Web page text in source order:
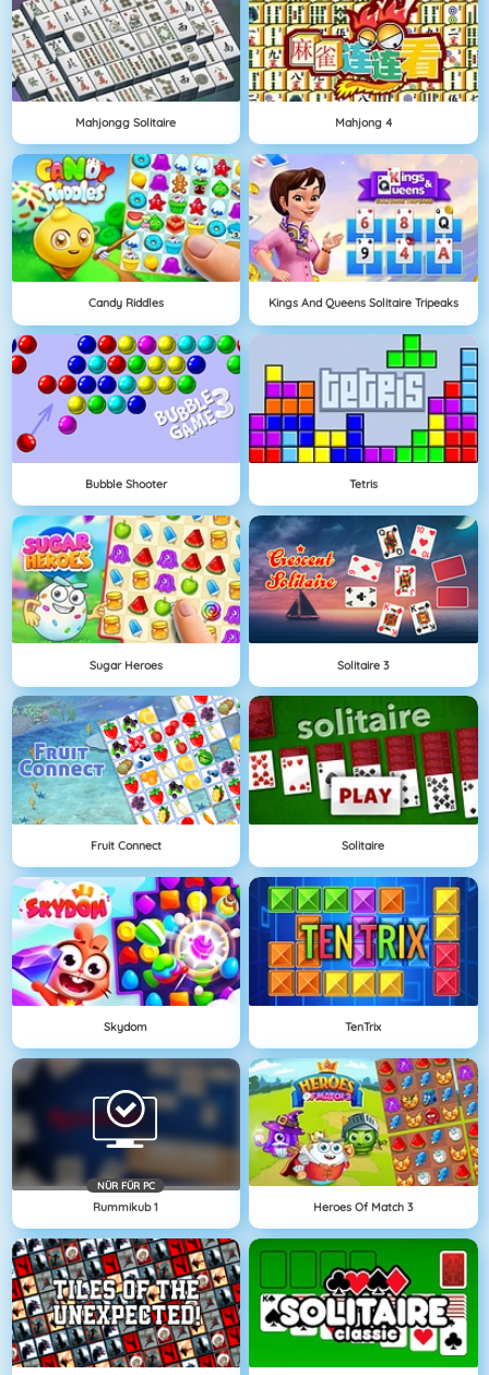
Mahjongg Solitaire Mahjong 4
Candy Riddles Kings And Queens Solitaire Tripeaks
Bubble Shooter Tetris
Sugar Heroes Solitaire 3
Fruit Connect Solitaire
Skydom TenTrix
NÜR FÜR PC
Rummikub 1 Heroes Of Match 3